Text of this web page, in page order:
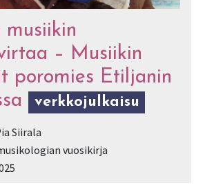
musiikin
– Musiikin
poromies Etiljanin
verkkojulkaisu
Siirala
vuosikirja